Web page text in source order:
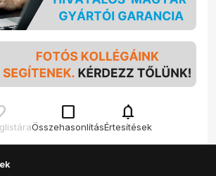
check_box_outline_blank
Összehasonlítás
notifications
Értesítések